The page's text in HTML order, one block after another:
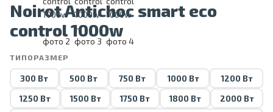
Noirot Antichoc smart eco
control 1000w
ТИПОРАЗМЕР
300 Вт 500 Вт 750 Вт 1000 Вт
1200 Вт
1250 Вт
1500 Вт 1750 Вт 1800 Вт
2000 Вт